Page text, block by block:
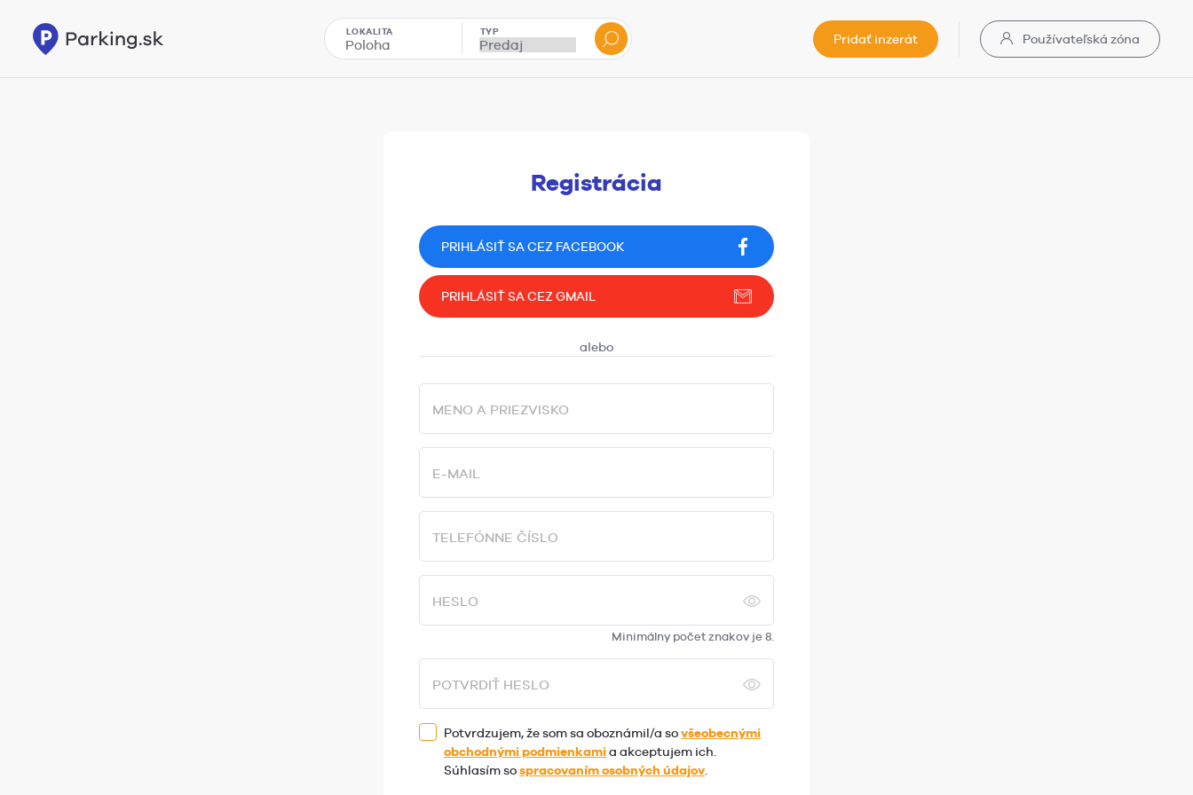
LOKALITA TYP
Pridať inzerát Používateľská zóna
Registrácia
PRIHLÁSIŤ SA CEZ FACEBOOK
PRIHLÁSIŤ SA CEZ GMAIL
MENO A PRIEZVISKO
E-MAIL
TELEFÓNNE ČÍSLO
HESLO
Minimálny počet znakov je 8.
POTVRDIŤ HESLO
Potvrdzujem, že som sa oboznámil/a sovšeobecnými
obchodnými podmienkamia akceptujem ich.
Súhlasím sospracovaním osobných údajov